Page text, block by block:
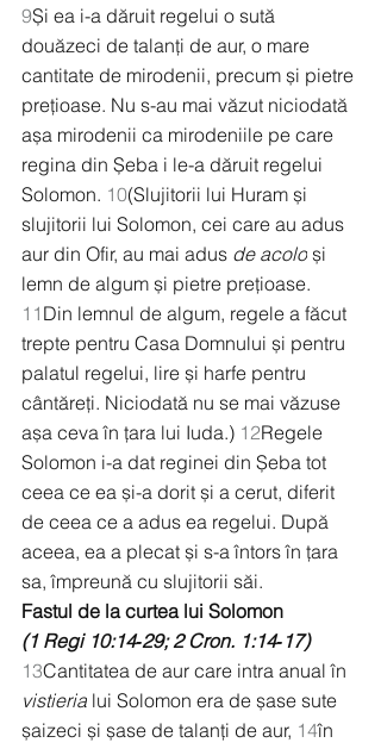
9Și ea i-a dăruit regelui o sută
douăzeci de talanți de aur, o mare
cantitate de mirodenii, precum și pietre
prețioase. Nu s-au mai văzut niciodată
așa mirodenii ca mirodeniile pe care
regina din Șeba i le-a dăruit regelui
Solomon. 10(Slujitorii lui Huram și
slujitorii lui Solomon, cei care au adus
aur din Ofir, au mai adus de acolo și
lemn de algum și pietre prețioase.
11 Din lemnul de algum, regele a făcut
trepte pentru Casa Domnului și pentru
palatul regelui, lire și harfe pentru
cântăreți. Niciodată nu se mai văzuse
așa ceva în țara lui Iuda.) 12Regele
Solomon i-a dat reginei din Șeba tot
ceea ce ea și-a dorit și a cerut, diferit
de ceea ce a adus ea regelui. După
aceea, ea a plecat și s-a întors în țara
sa, împreună cu slujitorii săi.
Fastul de la curtea lui Solomon
(1 Regi 10:14‑29; 2 Cron. 1:14‑17)
13Cantitatea de aur care intra anual în
vistieria lui Solomon era de șase sute
șaizeci și șase de talanți de aur, 14în